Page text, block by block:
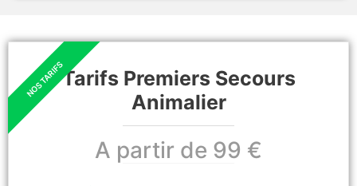
Tarifs Premiers Secours
Animalier
A partir de 99 €